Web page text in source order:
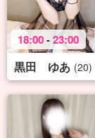
18:00-23:00
黒田 ゆあ (20)